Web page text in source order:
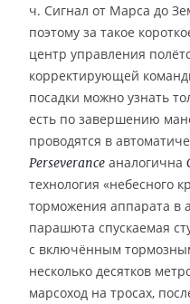
ч. Сигнал от Марса до
поэтому за такое
центр управления
корректирующей
посадки можно узнать
есть по завершению
проводятся в
Perseverance аналогична
технология «небесного
торможения аппарата в
парашюта спускаемая
с включённым
несколько десятков
марсоход на тросах,